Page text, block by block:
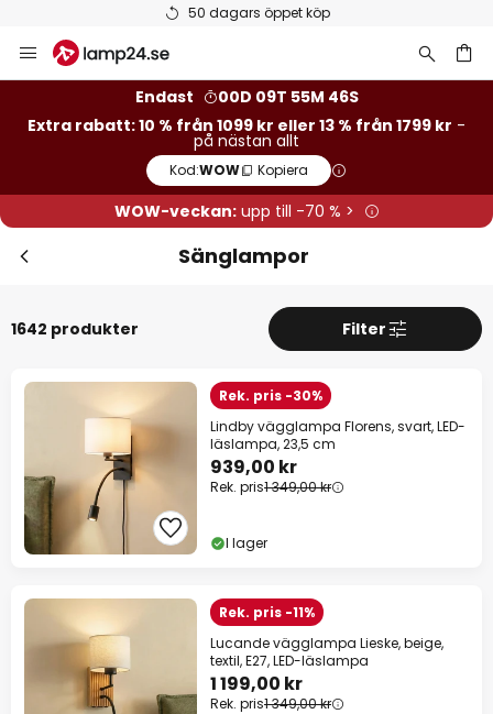
Betygsatt som 'Bra' på Trustpilot
Hoppa
till
Endast
00D 09T 55M 44S
Extra rabatt: 10 % från 1099 kr eller 13 % från 1799 kr -
på nästan allt
Kod:WOW Kopiera
WOW-veckan:upp till -70 % >
Sänglampor
1642 produkter Filter
Rek. pris -30%
Lindby vägglampa Florens, svart, LED-
läslampa, 23,5 cm
939,00 kr
Rek. pris1 349,00 kr
I lager
Rek. pris -11%
Lucande vägglampa Lieske, beige,
textil, E27, LED-läslampa
1 199,00 kr
Rek. pris1 349,00 kr
13 % rabattfrån 1799 kr
10 % rabattfrån 1099 kr
på nästan allt*
Kod:WOW Kopiera
*exkluderade varumärken